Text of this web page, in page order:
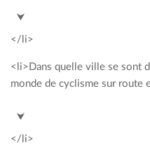
<span style= »color:
⮟
</li>
<li>Dans quelle ville se sont
monde de cyclisme sur route
<span style= »color:
⮟
</li>